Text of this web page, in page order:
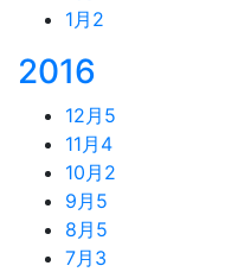
1月 2
2016
12月 5
11月 4
10月 2
9月 5
8月 5
7月 3